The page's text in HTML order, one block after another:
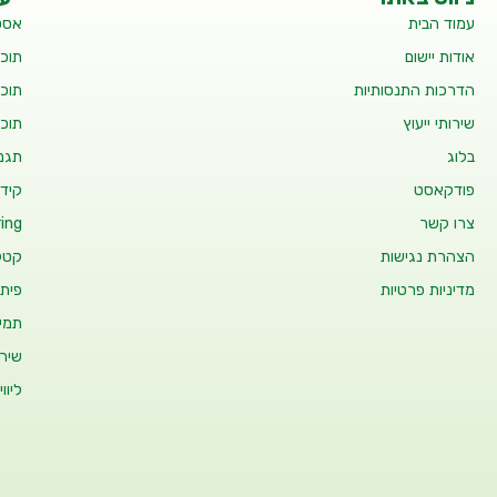
עמוד הבית
אודות יישום
הדרכות התנסותיות
שירותי ייעוץ
בלוג
פודקאסט
צרו קשר
הצהרת נגישות
מדיניות פרטיות